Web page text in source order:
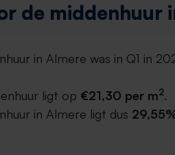
de middenhuur
in Almere was in Q1 in
ligt op €21,30 per m2.
in Almere ligt dus